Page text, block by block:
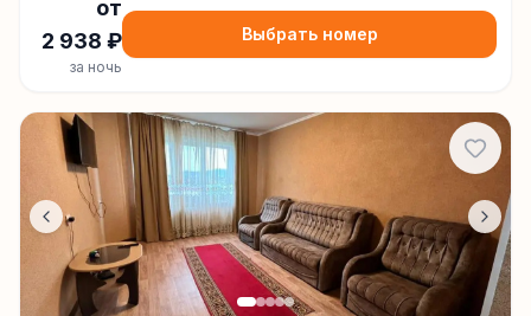
от
2 938 ₽
за ночь
Выбрать номер